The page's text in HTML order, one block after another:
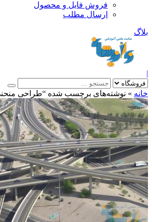
فروش فایل و محصول
ارسال مطلب
»نوشته‌های برچسب شده “طراحی منحنی